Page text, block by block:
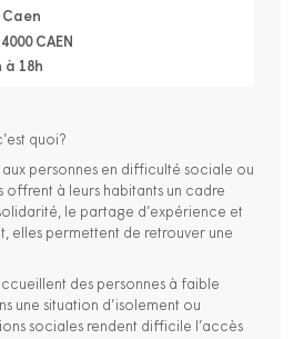
CAEN
à 18h
quoi?
aux personnes en difficulté sociale ou
offrent à leurs habitants un cadre
le partage d’expérience et
elles permettent de retrouver une
des personnes à faible
une situation d’isolement ou
sociales rendent difficile l’accès